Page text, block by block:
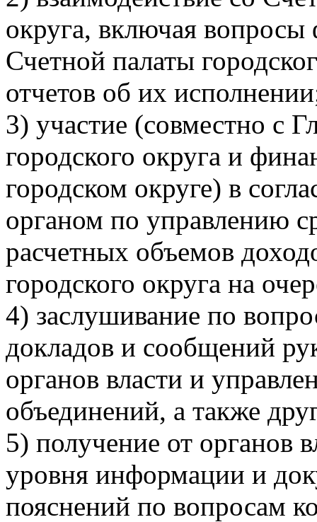
округа, включая
Счетной палаты
отчетов об их
3) участие (совместно с
городского округа и
городском округе) в
органом по управлению
расчетных объемов
городского округа на
4) заслушивание по
докладов и сообщений
органов власти и
объединений, а также
5) получение от органов
уровня информации и
пояснений по вопросам